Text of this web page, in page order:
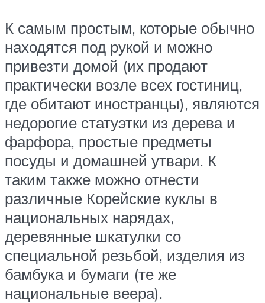
К самым простым, которые обычно
находятся под рукой и можно
привезти домой (их продают
практически возле всех гостиниц,
где обитают иностранцы), являются
недорогие статуэтки из дерева и
фарфора, простые предметы
посуды и домашней утвари. К
таким также можно отнести
различные Корейские куклы в
национальных нарядах,
деревянные шкатулки со
специальной резьбой, изделия из
бамбука и бумаги (те же
национальные веера).